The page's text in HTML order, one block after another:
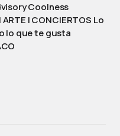
Coolness
| CONCIERTOS Lo
lo que te gusta